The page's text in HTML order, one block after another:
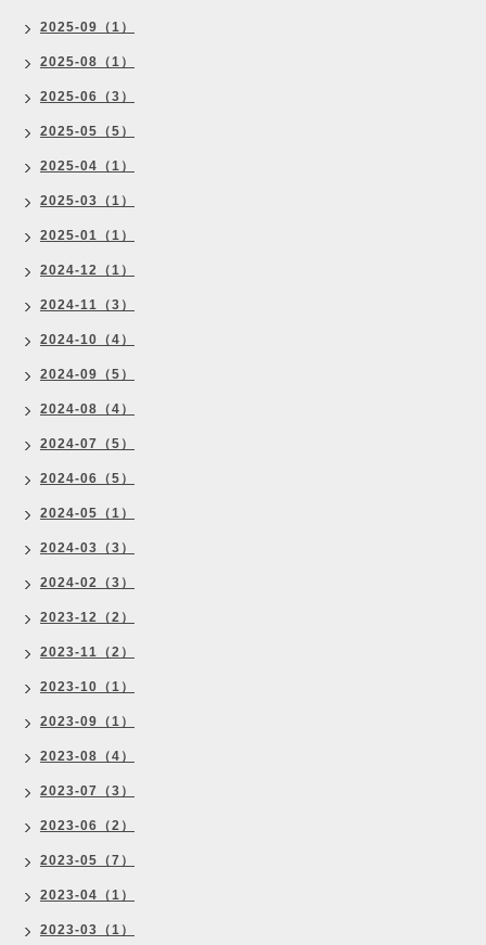
2025-09（1）
2025-08（1）
2025-06（3）
2025-05（5）
2025-04（1）
2025-03（1）
2025-01（1）
2024-12（1）
2024-11（3）
2024-10（4）
2024-09（5）
2024-08（4）
2024-07（5）
2024-06（5）
2024-05（1）
2024-03（3）
2024-02（3）
2023-12（2）
2023-11（2）
2023-10（1）
2023-09（1）
2023-08（4）
2023-07（3）
2023-06（2）
2023-05（7）
2023-04（1）
2023-03（1）